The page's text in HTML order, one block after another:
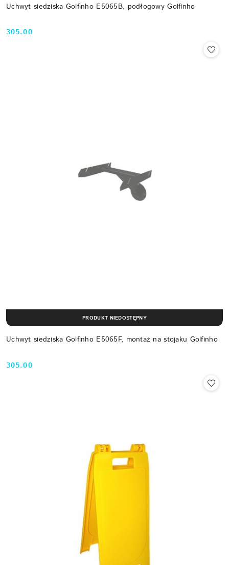
Uchwyt siedziska Golfinho E5065B, podłogowy Golfinho
Cena:
305.00
Uchwyt siedziska Golfinho E5065F, montaż na stojaku Golfinho
Cena:
305.00
PRODUKT NIEDOSTĘPNY